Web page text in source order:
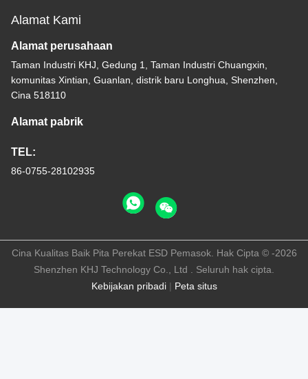
Alamat Kami
Alamat perusahaan
Taman Industri KHJ, Gedung 1, Taman Industri Chuangxin,
komunitas Xintian, Guanlan, distrik baru Longhua, Shenzhen,
Cina 518110
Alamat pabrik
TEL:
86-0755-28102935
Kebijakan pribadi| Peta situs
Cina Kualitas Baik Pita Perekat ESD Pemasok. Hak Cipta © -2026
Shenzhen KHJ Technology Co., Ltd . Seluruh hak cipta.